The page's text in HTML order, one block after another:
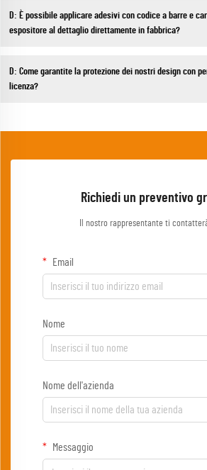
D: È possibile applicare adesivi con codice a barre e
espositore al dettaglio direttamente in fabbrica?
D: Come garantite la protezione dei nostri design con
licenza?
Richiedi un preventivo
Il nostro rappresentante ti
Email
Nome
Nome dell'azienda
Messaggio